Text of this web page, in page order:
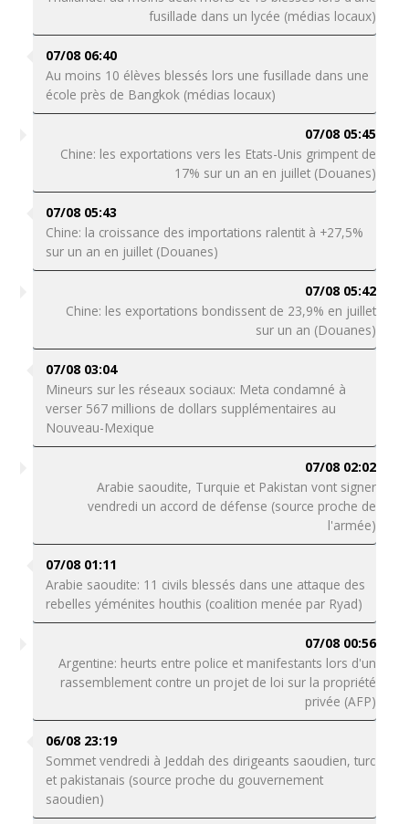
fusillade dans un lycée (médias locaux)
07/08 06:40
Au moins 10 élèves blessés lors une fusillade dans une
école près de Bangkok (médias locaux)
07/08 05:45
Chine: les exportations vers les Etats-Unis grimpent de
17% sur un an en juillet (Douanes)
07/08 05:43
Chine: la croissance des importations ralentit à +27,5%
sur un an en juillet (Douanes)
07/08 05:42
Chine: les exportations bondissent de 23,9% en juillet
sur un an (Douanes)
07/08 03:04
Mineurs sur les réseaux sociaux: Meta condamné à
verser 567 millions de dollars supplémentaires au
Nouveau-Mexique
07/08 02:02
Arabie saoudite, Turquie et Pakistan vont signer
vendredi un accord de défense (source proche de
l'armée)
07/08 01:11
Arabie saoudite: 11 civils blessés dans une attaque des
rebelles yéménites houthis (coalition menée par Ryad)
07/08 00:56
Argentine: heurts entre police et manifestants lors d'un
rassemblement contre un projet de loi sur la propriété
privée (AFP)
06/08 23:19
Sommet vendredi à Jeddah des dirigeants saoudien, turc
et pakistanais (source proche du gouvernement
saoudien)